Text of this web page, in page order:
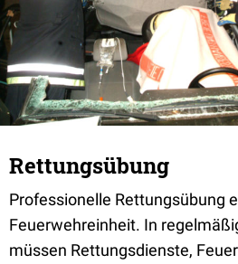
Rettungsübung
Professionelle Rettungsübung
Feuerwehreinheit. In
müssen Rettungsdienste,